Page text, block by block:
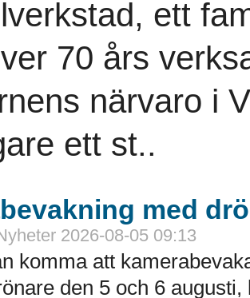
ett
70 års
närvaro i
ett st..
med
2026-08-05 09:13
komma att
den 5 och 6 augusti,